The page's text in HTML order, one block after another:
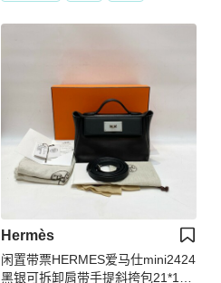
Hermès
闲置带票HERMES爱马仕mini2424
黑银可拆卸肩带手提斜挎包21*16*